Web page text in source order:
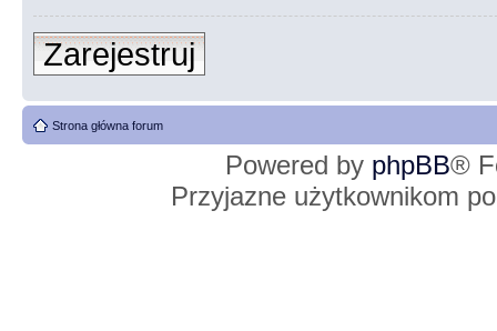
Zarejestruj
Strona główna forum
Powered by phpBB®
Przyjazne użytkownikom